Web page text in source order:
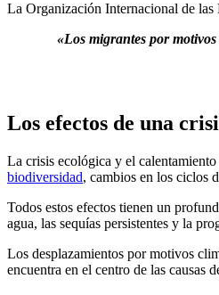
La Organización Internacional de
«Los migrantes por
Los efectos de una
La crisis ecológica y el
biodiversidad, cambios en los ciclos
Todos estos efectos tienen un
agua, las sequías persistentes y la
Los desplazamientos por motivos
encuentra en el centro de las causas